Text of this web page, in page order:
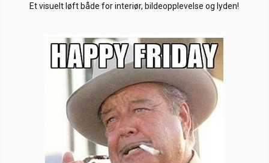
Et visuelt løft både for interiør, bildeopplevelse og lyden!